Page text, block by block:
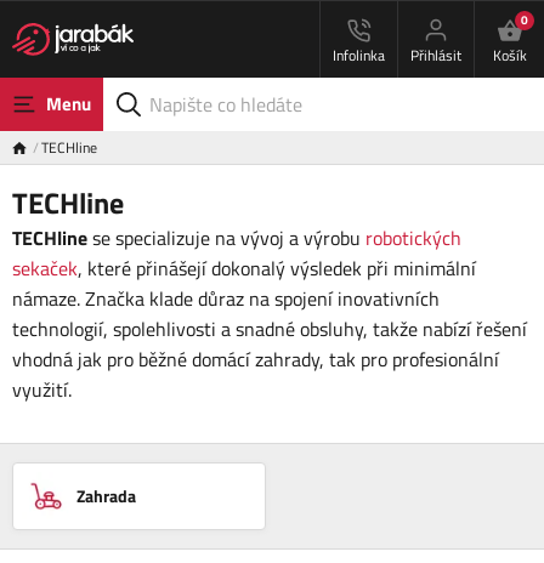
Infolinka Přihlásit
0
Košík
Menu
TECHline
TECHline
TECHlinese specializuje na vývoj a výrobu robotických
sekaček, které přinášejí dokonalý výsledek při minimální
námaze. Značka klade důraz na spojení inovativních
technologií, spolehlivosti a snadné obsluhy, takže nabízí řešení
vhodná jak pro běžné domácí zahrady, tak pro profesionální
využití.
Zahrada